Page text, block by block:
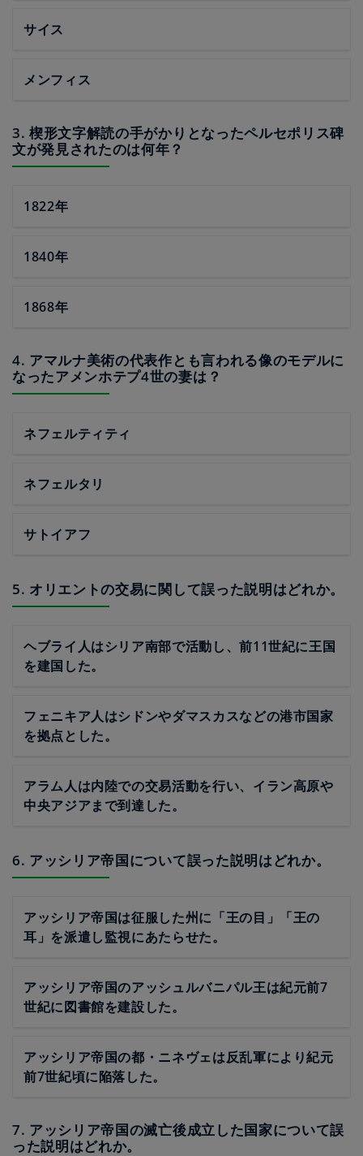
サイス
メンフィス
3. 楔形文字解読の手がかりとなったペルセポリス碑
文が発見されたのは何年？
1822年
1840年
1868年
4. アマルナ美術の代表作とも言われる像のモデルに
なったアメンホテプ4世の妻は？
ネフェルティティ
ネフェルタリ
サトイアフ
5. オリエントの交易に関して誤った説明はどれか。
ヘブライ人はシリア南部で活動し、前11世紀に王国
を建国した。
フェニキア人はシドンやダマスカスなどの港市国家
を拠点とした。
アラム人は内陸での交易活動を行い、イラン高原や
中央アジアまで到達した。
6. アッシリア帝国について誤った説明はどれか。
アッシリア帝国は征服した州に「王の目」「王の
耳」を派遣し監視にあたらせた。
アッシリア帝国のアッシュルバニパル王は紀元前7
世紀に図書館を建設した。
アッシリア帝国の都・ニネヴェは反乱軍により紀元
前7世紀頃に陥落した。
7. アッシリア帝国の滅亡後成立した国家について誤
った説明はどれか。